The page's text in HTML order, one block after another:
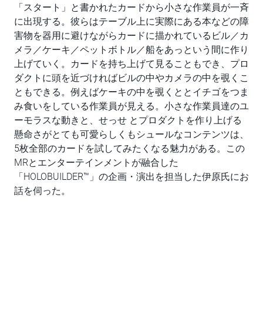
「スタート」と書かれたカードから小さな作業員が一斉
に出現する。彼らはテーブル上に実際にある本などの障
害物を器用に避けながらカードに描かれているビル／カ
メラ／ケーキ／ペットボトル／船をあっという間に作り
上げていく。カードを持ち上げて見ることもでき、プロ
ダクトに頭を近づければビルの中やカメラの中を覗くこ
ともできる。例えばケーキの中を覗くととイチゴをつま
み食いをしている作業員が見える。小さな作業員達のユ
ーモラスな動きと、せっせ とプロダクトを作り上げる
懸命さがとても可愛らしくもシュールなコンテンツは、
5枚全部のカードを試してみたくなる魅力がある。この
MRとエンターテインメントが融合した
「HOLOBUILDER™」の企画・演出を担当した伊原氏にお
話を伺った。